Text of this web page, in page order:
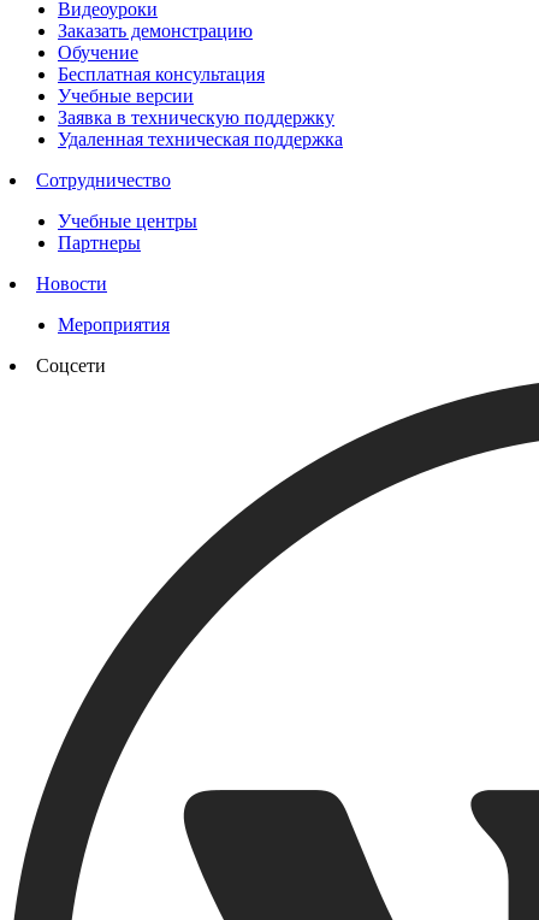
Видеоуроки
Заказать демонстрацию
Обучение
Бесплатная консультация
Учебные версии
Заявка в техническую поддержку
Удаленная техническая поддержка
Сотрудничество
Учебные центры
Партнеры
Новости
Мероприятия
Соцсети